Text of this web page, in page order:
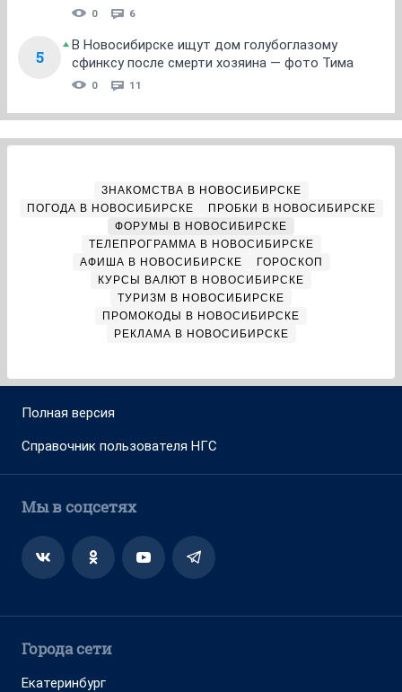
0 6
5
В Новосибирске ищут дом голубоглазому
сфинксу после смерти хозяина — фото Тима
0 11
ЗНАКОМСТВА В НОВОСИБИРСКЕ
ПОГОДА В НОВОСИБИРСКЕ
ПРОБКИ В НОВОСИБИРСКЕ
ФОРУМЫ В НОВОСИБИРСКЕ
ТЕЛЕПРОГРАММА В НОВОСИБИРСКЕ
АФИША В НОВОСИБИРСКЕ
ГОРОСКОП
КУРСЫ ВАЛЮТ В НОВОСИБИРСКЕ
ТУРИЗМ В НОВОСИБИРСКЕ
ПРОМОКОДЫ В НОВОСИБИРСКЕ
РЕКЛАМА В НОВОСИБИРСКЕ
Полная версия
Справочник пользователя НГС
Мы в соцсетях
Города сети
Екатеринбург